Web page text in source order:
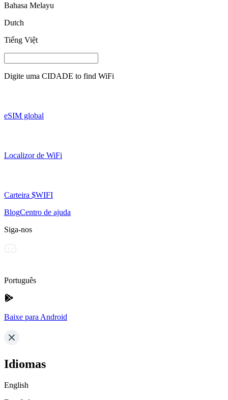
Bahasa Melayu
Dutch
Tiếng Việt
Digite uma CIDADE to find WiFi
eSIM global
Localizor de WiFi
Carteira $WIFI
BlogCentro de ajuda
Siga-nos
Português
Baixe para Android
Idiomas
English